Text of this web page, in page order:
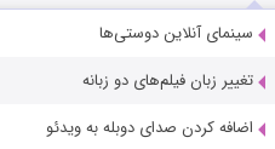
سینمای آنلاین دوستی‌ها
تغییر زبان فیلم‌های دو زبانه
اضافه کردن صدای دوبله به ویدئو